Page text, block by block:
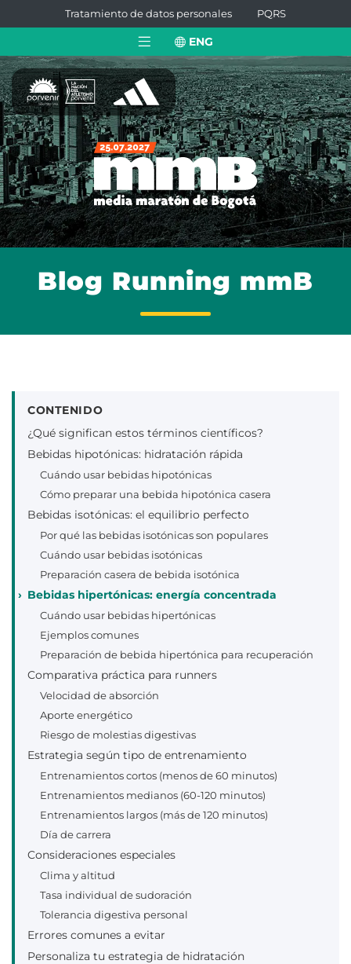
Tratamiento de datos personales PQRS
ENG
Blog Running mmB
CONTENIDO
¿Qué significan estos términos científicos?
Bebidas hipotónicas: hidratación rápida
Cuándo usar bebidas hipotónicas
Cómo preparar una bebida hipotónica casera
Bebidas isotónicas: el equilibrio perfecto
Por qué las bebidas isotónicas son populares
Cuándo usar bebidas isotónicas
Preparación casera de bebida isotónica
Bebidas hipertónicas: energía concentrada
Cuándo usar bebidas hipertónicas
Ejemplos comunes
Preparación de bebida hipertónica para recuperación
Comparativa práctica para runners
Velocidad de absorción
Aporte energético
Riesgo de molestias digestivas
Estrategia según tipo de entrenamiento
Entrenamientos cortos (menos de 60 minutos)
Entrenamientos medianos (60-120 minutos)
Entrenamientos largos (más de 120 minutos)
Día de carrera
Consideraciones especiales
Clima y altitud
Tasa individual de sudoración
Tolerancia digestiva personal
Errores comunes a evitar
Personaliza tu estrategia de hidratación